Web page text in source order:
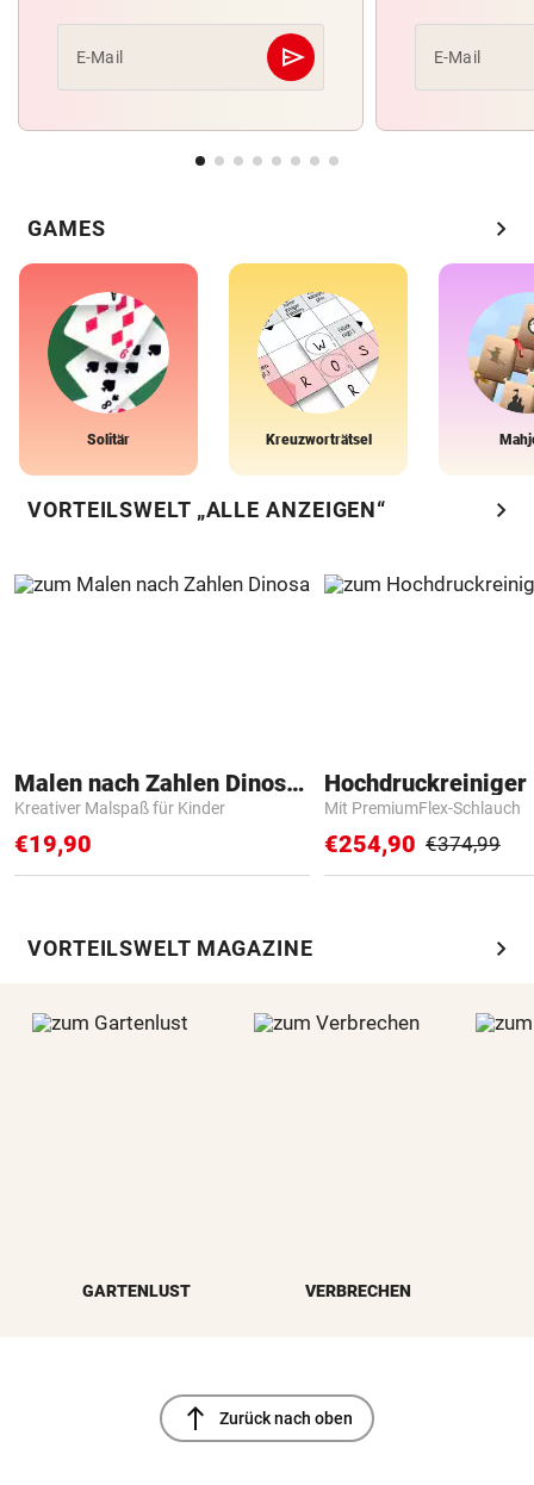
E-Mail send
Abschicken E-Mail
GAMES chevron_right
Solitär Kreuzworträtsel
VORTEILSWELT „ALLE ANZEIGEN“ chevron_right
Malen nach Zahlen Dinosaurier
Kreativer Malspaß für Kinder
€19,90
Hochdruckreiniger
Mit PremiumFlex-Schlauch
€254,90 €374,99
VORTEILSWELT MAGAZINE chevron_right
GARTENLUST VERBRECHEN
north Zurück nach oben